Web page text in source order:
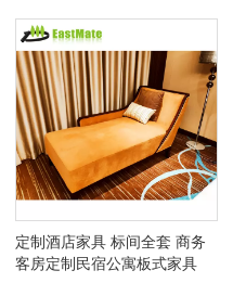
定制酒店家具 标间全套 商务
客房定制民宿公寓板式家具